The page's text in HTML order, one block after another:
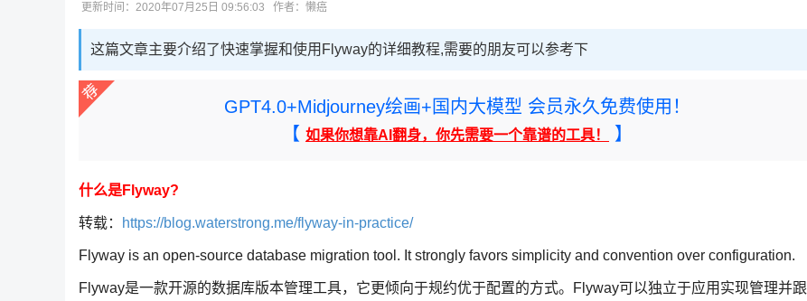
更新时间：2020年07月25日 09:56:03 作者：懒癌
这篇文章主要介绍了快速掌握和使用Flyway的详细教程,需要的朋友可以参考下
GPT4.0+Midjourney绘画+国内大模型 会员永久免费使用！
【 如果你想靠AI翻身，你先需要一个靠谱的工具！ 】
什么是Flyway?
转载： https://blog.waterstrong.me/flyway-in-practice/
Flyway is an open-source database migration tool. It strongly favors simplicity and convention over configuration.
Flyway是一款开源的数据库版本管理工具，它更倾向于规约优于配置的方式。Flyway可以独立于应用实现管理并跟